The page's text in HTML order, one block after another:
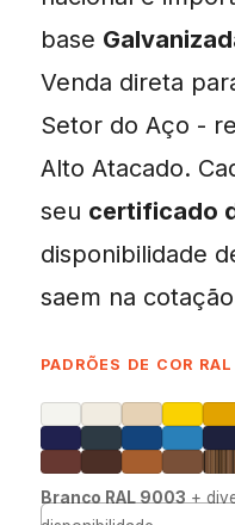
base
Venda direta
Setor do Aço -
Alto Atacado.
seu certificado
disponibilidade
saem na
PADRÕES DE COR RAL
Branco RAL 9003 +